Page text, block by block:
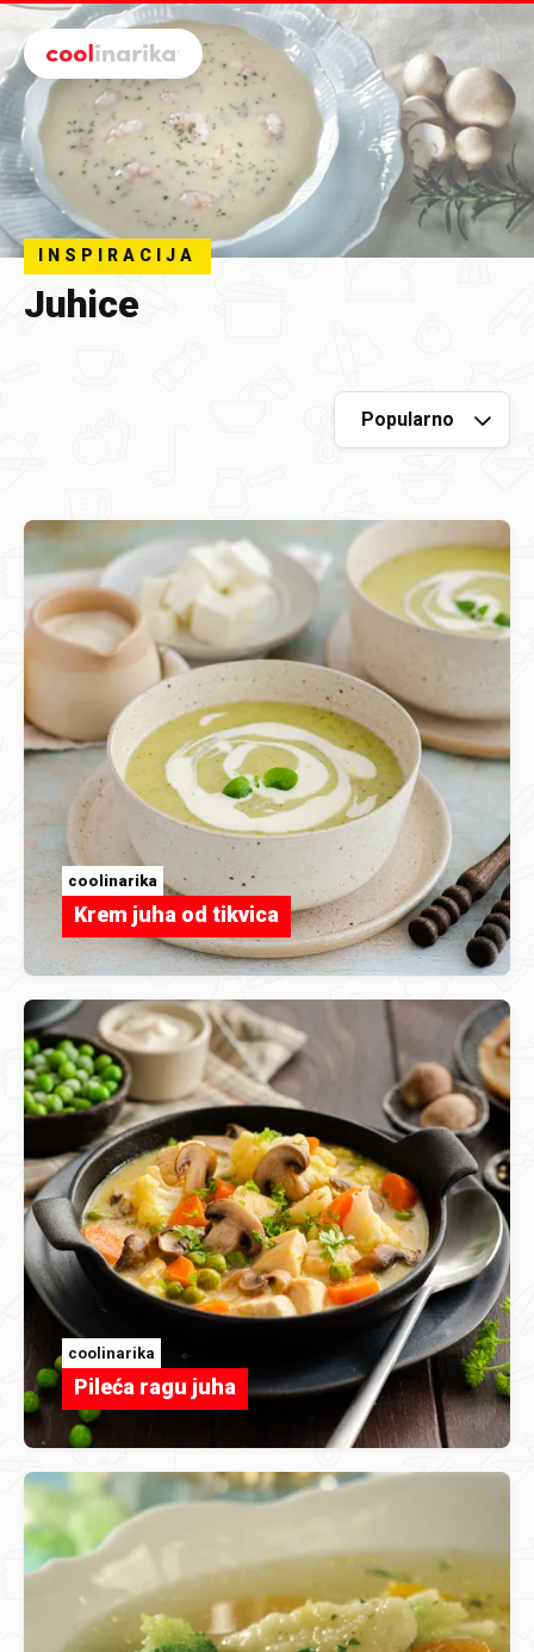
Preskoči na glavni sadržaj
INSPIRACIJA
Juhice
coolinarika
Krem juha od tikvica
coolinarika
Pileća ragu juha